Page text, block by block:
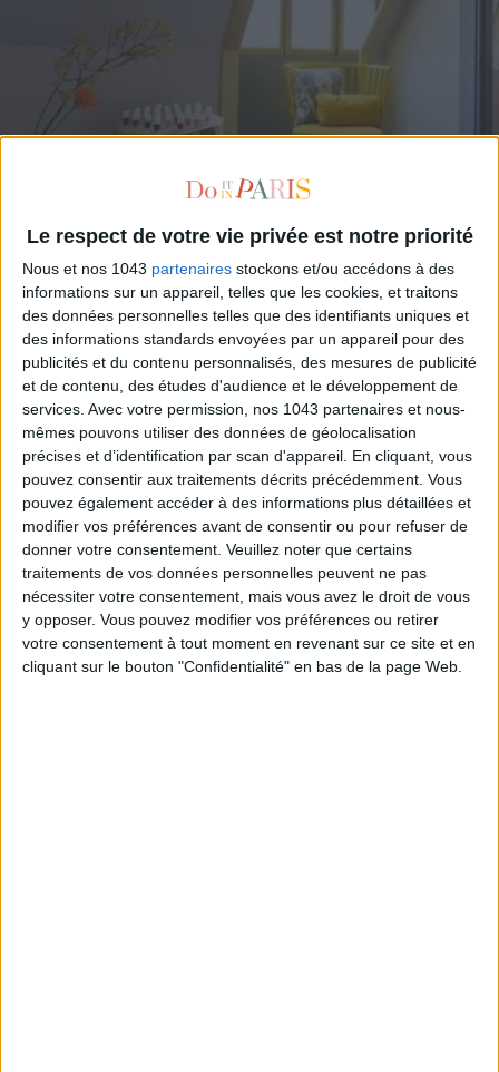
Le respect de votre vie privée est notre priorité
Nous et nos 1043 partenaires stockons et/ou accédons à des
informations sur un appareil, telles que les cookies, et traitons
des données personnelles telles que des identifiants uniques et
des informations standards envoyées par un appareil pour des
publicités et du contenu personnalisés, des mesures de publicité
et de contenu, des études d'audience et le développement de
services. Avec votre permission, nos 1043 partenaires et nous-
mêmes pouvons utiliser des données de géolocalisation
précises et d’identification par scan d'appareil. En cliquant, vous
pouvez consentir aux traitements décrits précédemment. Vous
pouvez également accéder à des informations plus détaillées et
modifier vos préférences avant de consentir ou pour refuser de
donner votre consentement. Veuillez noter que certains
traitements de vos données personnelles peuvent ne pas
nécessiter votre consentement, mais vous avez le droit de vous
y opposer. Vous pouvez modifier vos préférences ou retirer
votre consentement à tout moment en revenant sur ce site et en
cliquant sur le bouton "Confidentialité" en bas de la page Web.
UN COURS DE DANSE FUN ET SEXY !